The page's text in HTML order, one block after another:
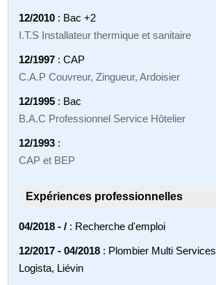
12/2010 : Bac +2
I.T.S Installateur thermique et sanitaire
12/1997 : CAP
C.A.P Couvreur, Zingueur, Ardoisier
12/1995 : Bac
B.A.C Professionnel Service Hôtelier
12/1993 :
CAP et BEP
Expériences professionnelles
04/2018 - / : Recherche d'emploi
12/2017 - 04/2018 : Plombier Multi
Logista, Liévin